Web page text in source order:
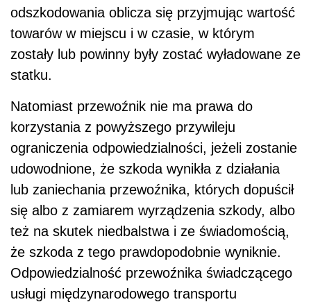
odszkodowania oblicza się przyjmując wartość
towarów w miejscu i w czasie, w którym
zostały lub powinny były zostać wyładowane ze
statku.
Natomiast przewoźnik nie ma prawa do
korzystania z powyższego przywileju
ograniczenia odpowiedzialności, jeżeli zostanie
udowodnione, że szkoda wynikła z działania
lub zaniechania przewoźnika, których dopuścił
się albo z zamiarem wyrządzenia szkody, albo
też na skutek niedbalstwa i ze świadomością,
że szkoda z tego prawdopodobnie wyniknie.
Odpowiedzialność przewoźnika świadczącego
usługi międzynarodowego transportu